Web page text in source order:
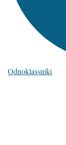
Odnoklassniki